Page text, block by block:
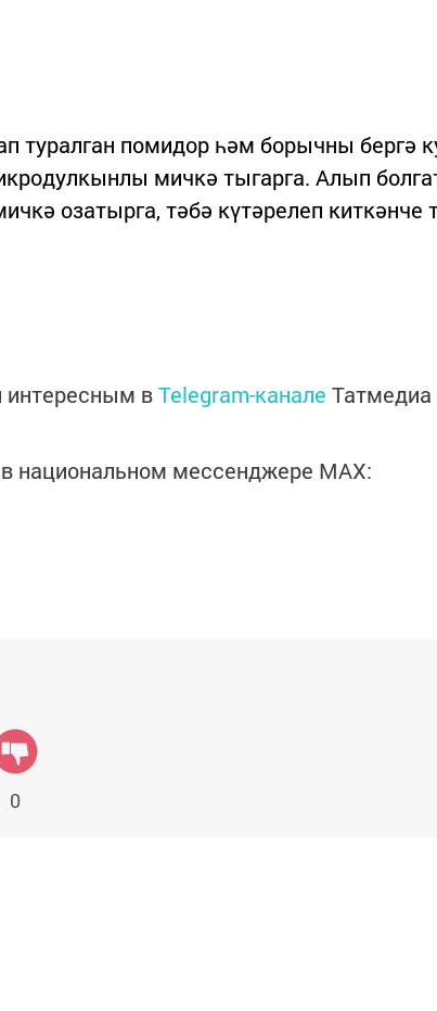
туралган помидор һәм борычны бергә
мичкә тыгарга. Алып
озатырга, тәбә күтәрелеп киткәнче
вTelegram-канале Татмедиа
национальном мессенджере MАХ:
0